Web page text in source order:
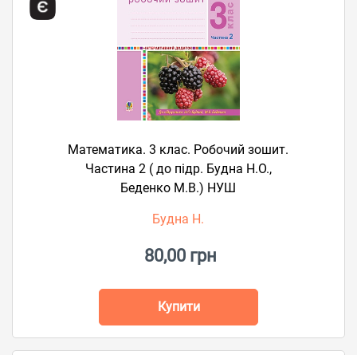
Математика. 3 клас. Робочий зошит.
Частина 2 ( до підр. Будна Н.О.,
Беденко М.В.) НУШ
Будна Н.
80,00 грн
Купити